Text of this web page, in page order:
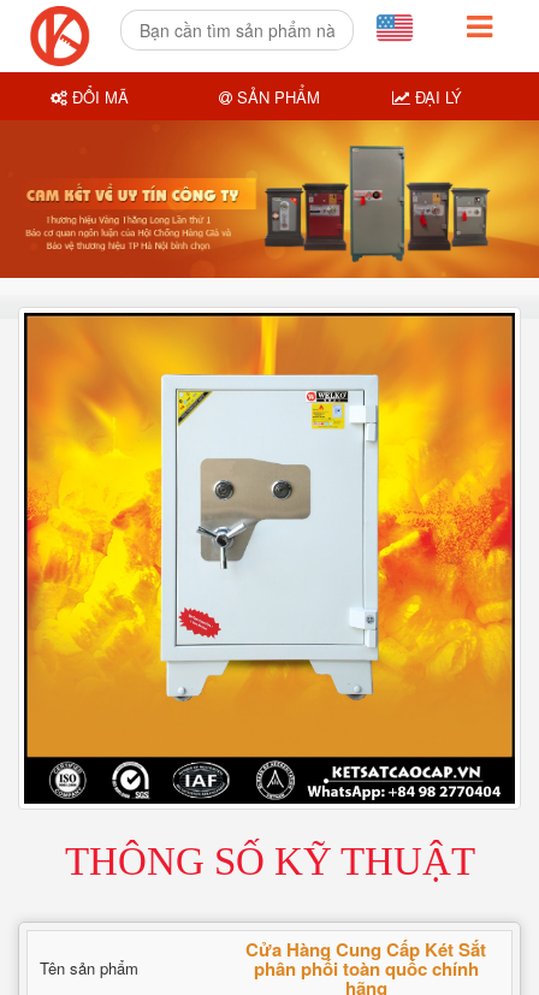
THÔNG SỐ KỸ THUẬT
Tên sản phẩm
Cửa Hàng Cung Cấp Két Sắt
phân phối toàn quốc chính
hãng
ĐỔI MÃ SẢN PHẨM ĐẠI LÝ